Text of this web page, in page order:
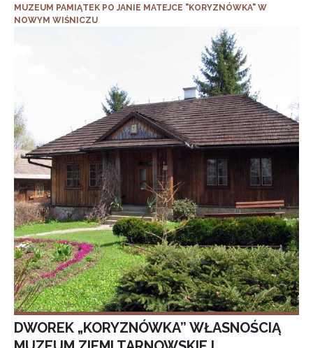
MUZEUM PAMIĄTEK PO JANIE MATEJCE "KORYZNÓWKA" W
NOWYM WIŚNICZU
DWOREK „KORYZNÓWKA” WŁASNOŚCIĄ